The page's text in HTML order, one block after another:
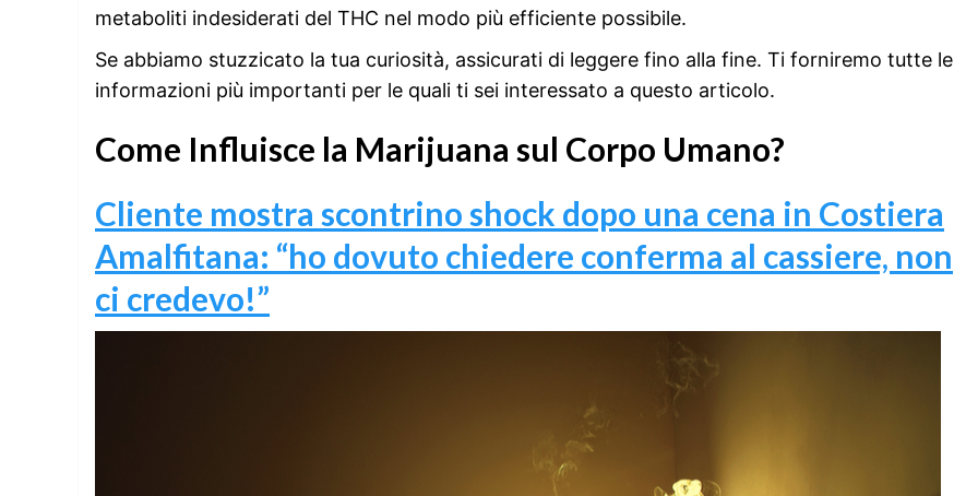
metaboliti indesiderati del THC nel modo più efficiente possibile.
Se abbiamo stuzzicato la tua curiosità, assicurati di leggere fino alla fine. Ti forniremo tutte le
informazioni più importanti per le quali ti sei interessato a questo articolo.
Come Influisce la Marijuana sul Corpo Umano?
Cliente mostra scontrino shock dopo una cena in Costiera
Amalfitana: “ho dovuto chiedere conferma al cassiere, non
ci credevo!”